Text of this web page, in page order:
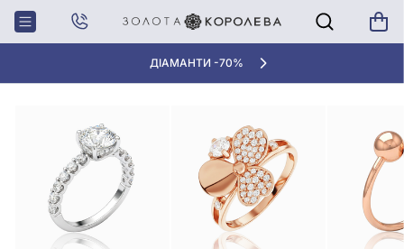
ДІАМАНТИ -70%
Головна Каблучки Каблучки у весільному стилі
КАБЛУЧКИ У ВЕСІЛЬНОМУ СТИЛІ